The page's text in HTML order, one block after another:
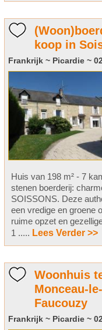
koop in
Frankrijk ~ Picardie ~
Huis van 198 m² - 7
stenen boerderij:
SOISSONS. Deze
een vredige en groene
ruime opzet en
1 ..... Lees Verder >>
Woonhuis
Monceau-
Faucouzy
Frankrijk ~ Picardie ~